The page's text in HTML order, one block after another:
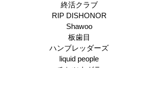
終活クラブ
RIP DISHONOR
Shawoo
板歯目
ハンブレッダーズ
liquid people
チセツナガラ